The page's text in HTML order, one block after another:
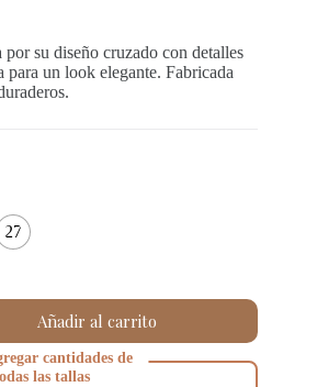
su diseño cruzado con detalles
para un look elegante. Fabricada
27
Añadir al carrito
cantidades de
las tallas